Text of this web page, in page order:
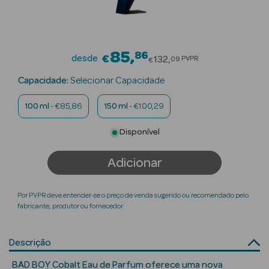
Beauty Season
Maquilhagem
Beauty Season
Beauty Season
desde €85 86Price reduced from
€132 09 PVPR
Capacidade: Selecionar Capacidade
100 ml - €85,86 150 ml - €100,29
Disponível
Adicionar
Por PVPR deve entender-se o preço de venda sugerido ou recomendado pelo
fabricante, produtor ou fornecedor.
Descrição
BAD BOY Cobalt Eau de Parfum oferece uma nova